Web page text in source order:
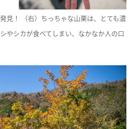
見！ （右）ちっちゃな山栗は、とても濃
やシカが食べてしまい、なかなか人の口